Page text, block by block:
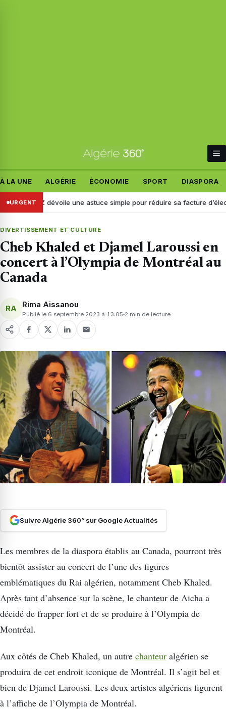
À LA UNE ALGÉRIE ÉCONOMIE SPORT DIASPORA
URGENTdévoile une astuce simple pour réduire sa facture d’électricité
DIVERTISSEMENT ET CULTURE
Cheb Khaled et Djamel Laroussi en
concert à l’Olympia de Montréal au
Canada
RA Rima Aissanou
Publié le 6 septembre 2023 à 13:05 2 min de lecture
Suivre Algérie 360° sur Google Actualités
Les membres de la diaspora établis au Canada, pourront très
bientôt assister au concert de l’une des figures
emblématiques du Rai algérien, notamment Cheb Khaled.
Après tant d’absence sur la scène, le chanteur de Aicha a
décidé de frapper fort et de se produire à l’Olympia de
Montréal.
Aux côtés de Cheb Khaled, un autre chanteur algérien se
produira de cet endroit iconique de Montréal. Il s’agit bel et
bien de Djamel Laroussi. Les deux artistes algériens figurent
à l’affiche de l’Olympia de Montréal.